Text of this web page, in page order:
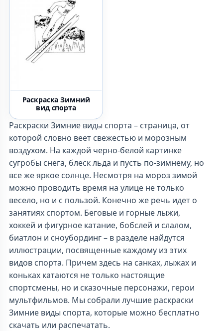
Раскраска Зимний
вид спорта
Раскраски Зимние виды спорта – страница, от
которой словно веет свежестью и морозным
воздухом. На каждой черно-белой картинке
сугробы снега, блеск льда и пусть по-зимнему, но
все же яркое солнце. Несмотря на мороз зимой
можно проводить время на улице не только
весело, но и с пользой. Конечно же речь идет о
занятиях спортом. Беговые и горные лыжи,
хоккей и фигурное катание, бобслей и слалом,
биатлон и сноубординг – в разделе найдутся
иллюстрации, посвященные каждому из этих
видов спорта. Причем здесь на санках, лыжах и
коньках катаются не только настоящие
спортсмены, но и сказочные персонажи, герои
мультфильмов. Мы собрали лучшие раскраски
Зимние виды спорта, которые можно бесплатно
скачать или распечатать.